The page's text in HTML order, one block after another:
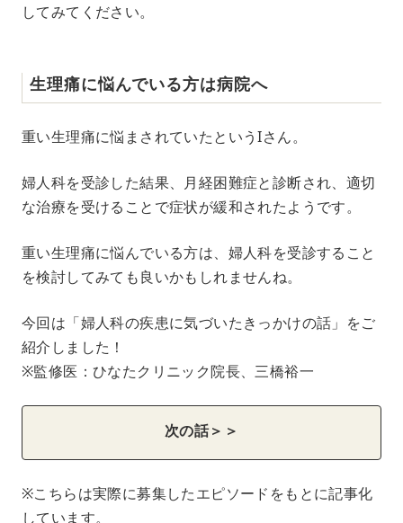
してみてください。
生理痛に悩んでいる方は病院へ
重い生理痛に悩まされていたというIさん。
婦人科を受診した結果、月経困難症と診断され、適切
な治療を受けることで症状が緩和されたようです。
重い生理痛に悩んでいる方は、婦人科を受診すること
を検討してみても良いかもしれませんね。
今回は「婦人科の疾患に気づいたきっかけの話」をご
紹介しました！
※監修医：ひなたクリニック院長、三橋裕一
次の話＞＞
※こちらは実際に募集したエピソードをもとに記事化
しています。